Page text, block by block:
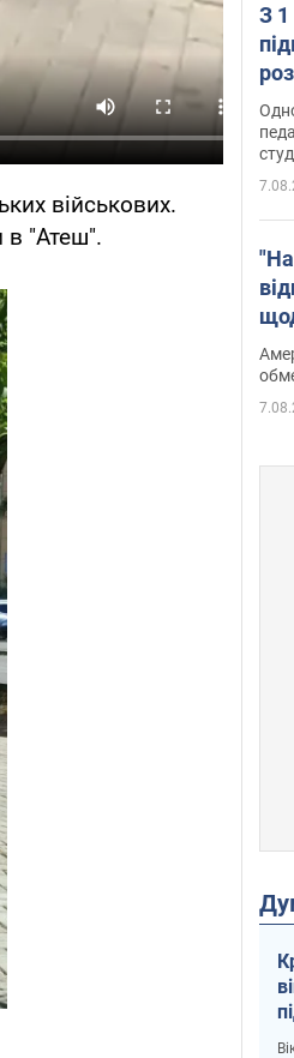
військових.
в "Атеш".
З 1